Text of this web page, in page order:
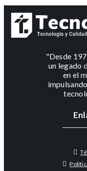
"Desde
un legado
en el